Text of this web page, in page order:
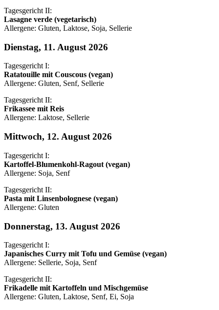
Tagesgericht II:
Lasagne verde (vegetarisch)
Allergene: Gluten, Laktose, Soja, Sellerie
Dienstag, 11. August 2026
Tagesgericht I:
Ratatouille mit Couscous (vegan)
Allergene: Gluten, Senf, Sellerie
Tagesgericht II:
Frikassee mit Reis
Allergene: Laktose, Sellerie
Mittwoch, 12. August 2026
Tagesgericht I:
Kartoffel-Blumenkohl-Ragout (vegan)
Allergene: Soja, Senf
Tagesgericht II:
Pasta mit Linsenbolognese (vegan)
Allergene: Gluten
Donnerstag, 13. August 2026
Tagesgericht I:
Japanisches Curry mit Tofu und Gemüse (vegan)
Allergene: Sellerie, Soja, Senf
Tagesgericht II:
Frikadelle mit Kartoffeln und Mischgemüse
Allergene: Gluten, Laktose, Senf, Ei, Soja